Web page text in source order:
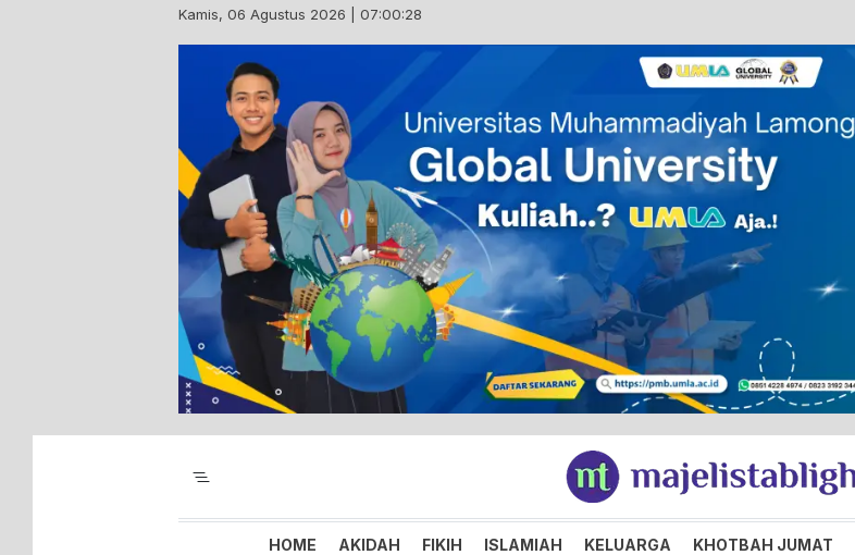
Kamis, 06 Agustus 2026 | 07:00:29
Majelis Tabligh Muhammadiyah
Syiar Dakwah Islam Berkemajuan dan Menggembirakan
HOME AKIDAH FIKIH ISLAMIAH KELUARGA KHOTBAH JUMAT